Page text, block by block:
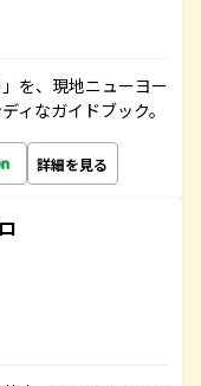
を、現地ニューヨー
なガイドブック。
詳細を見る